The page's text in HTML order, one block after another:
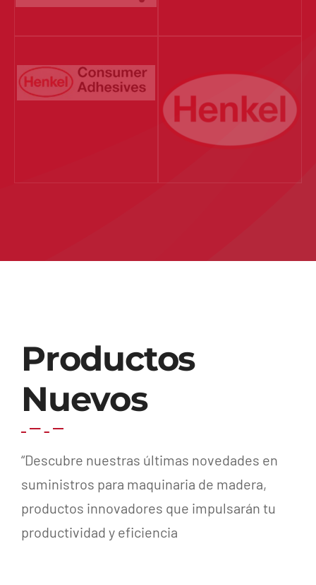
Productos
Nuevos
“Descubre nuestras últimas novedades en
suministros para maquinaria de madera,
productos innovadores que impulsarán tu
productividad y eficiencia